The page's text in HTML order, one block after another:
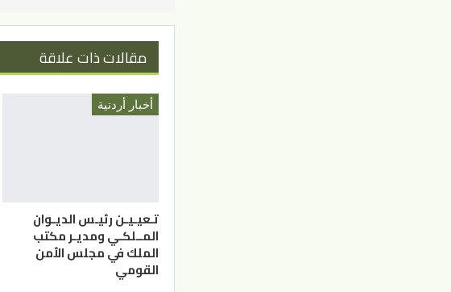
مقالات ذات علاقة
أخبار أردنية
تـعيـيـن رئيـس الديـوان
المــلكـي ومديـر مكتب
الملك في مجلس الأمن
القومي